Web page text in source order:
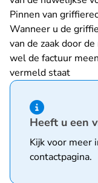
Pinnen van
Wanneer u de
van de zaak door
wel de factuur
vermeld staat
Hint van type
Heeft u een
Kijk voor meer
contactpagina.